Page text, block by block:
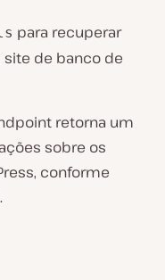
para recuperar
de banco de
retorna um
sobre os
conforme